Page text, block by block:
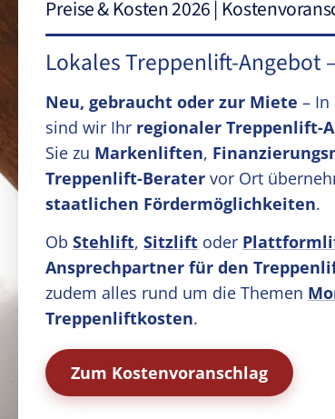
Preise & Kosten 2026 |
Lokales Treppenlift-Angebot
Neu, gebraucht oder zur Miete –
sind wir Ihr regionaler Treppenlift-
Sie zu Markenliften,
Treppenlift-Berater vor Ort
staatlichen Fördermöglichkeiten.
Ob Stehlift, Sitzlift oder
Ansprechpartner für den
zudem alles rund um die Themen
Treppenliftkosten.
Zum Kostenvoranschlag